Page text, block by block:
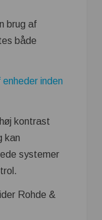
brug af
både
inden
kontrast
kan
systemer
Rohde &